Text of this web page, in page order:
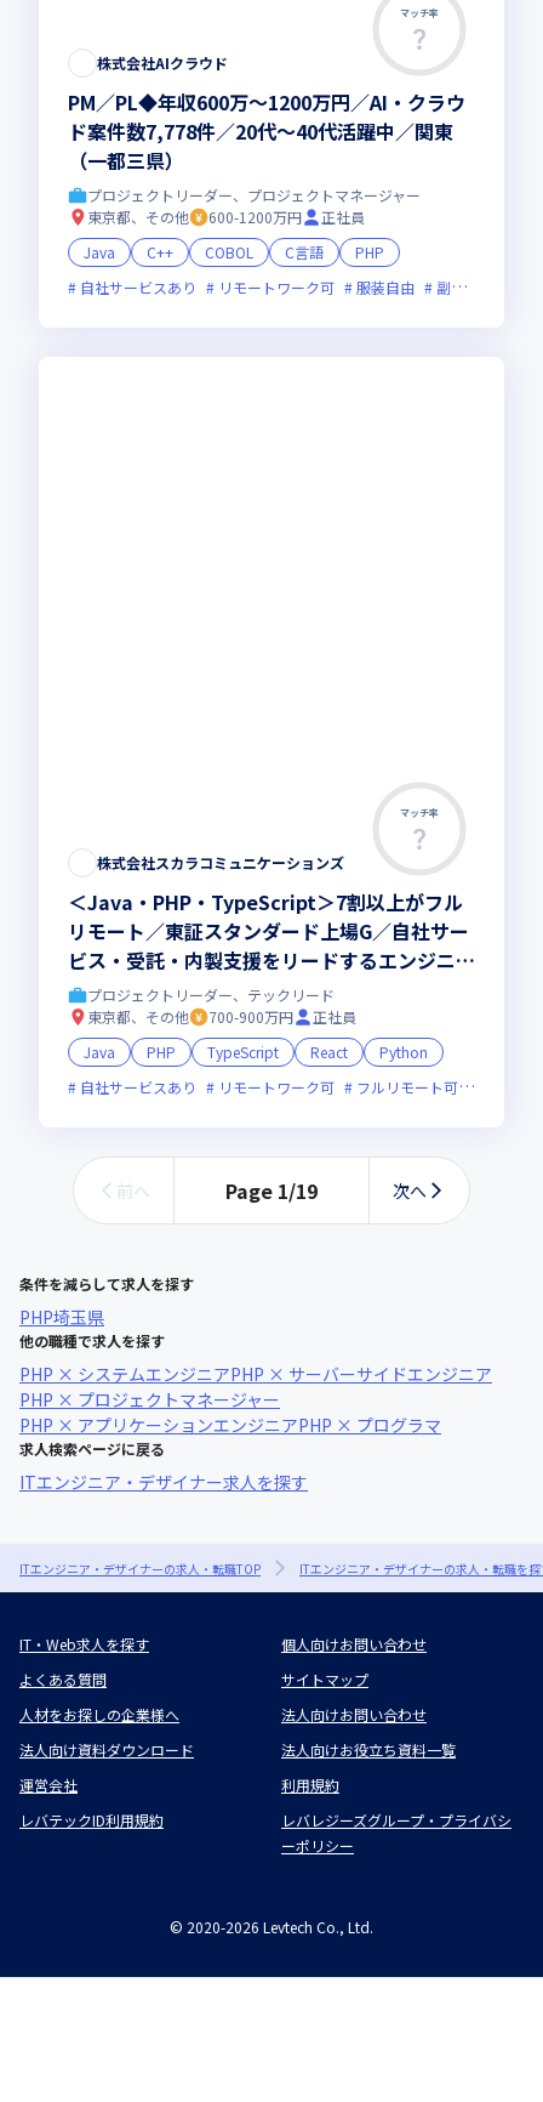
マッチ率
株式会社AIクラウド
PM／PL◆年収600万～1200万円／AI・クラウ
ド案件数7,778件／20代～40代活躍中／関東
（一都三県）
プロジェクトリーダー、プロジェクトマネージャー
東京都、その他
600-1200万円
正社員
Java
C++ COBOL C言語
PHP
自社サービスあり
リモートワーク可 服装自由 副業可
マッチ率
株式会社スカラコミュニケーションズ
＜Java・PHP・TypeScript＞7割以上がフル
リモート／東証スタンダード上場G／自社サー
ビス・受託・内製支援をリードするエンジニア
へプロジェクトリーダー、テックリード
東京都、その他
700-900万円
正社員
Java
PHP TypeScript React
Python
自社サービスあり
リモートワーク可 フルリモート可
前へ Page 1/19 次へ
条件を減らして求人を探す
PHP埼玉県
他の職種で求人を探す
PHP × システムエンジニアPHP × サーバーサイドエンジニア
PHP × プロジェクトマネージャー
PHP × アプリケーションエンジニアPHP × プログラマ
求人検索ページに戻る
ITエンジニア・デザイナー求人を探す
ITエンジニア・デザイナーの求人・転職TOP ITエンジニア・デザイナーの求人・転職を
IT・Web求人を探す
個人向けお問い合わせ
よくある質問
サイトマップ
人材をお探しの企業様へ
法人向けお問い合わせ
法人向け資料ダウンロード
法人向けお役立ち資料一覧
運営会社
利用規約
レバテックID利用規約
レバレジーズグループ・プライバシ
ーポリシー
© 2020-2026 Levtech Co., Ltd.